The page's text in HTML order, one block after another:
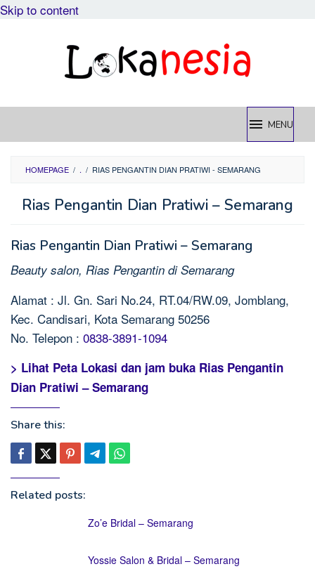
Skip to content
MENU
HOMEPAGE / . / RIAS PENGANTIN DIAN PRATIWI - SEMARANG
Rias Pengantin Dian Pratiwi – Semarang
Rias Pengantin Dian Pratiwi – Semarang
Beauty salon, Rias Pengantin di Semarang
Alamat : Jl. Gn. Sari No.24, RT.04/RW.09, Jomblang,
Kec. Candisari, Kota Semarang 50256
No. Telepon : 0838-3891-1094
> Lihat Peta Lokasi dan jam buka Rias Pengantin
Dian Pratiwi – Semarang
Share this:
Related posts:
Zo’e Bridal – Semarang
Yossie Salon & Bridal – Semarang